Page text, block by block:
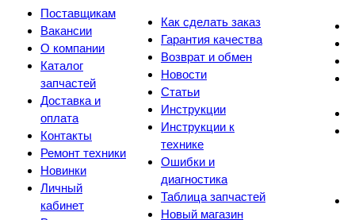
Поставщикам
Вакансии
О компании
Каталог
запчастей
Доставка и
оплата
Контакты
Ремонт техники
Новинки
Личный
кабинет
Как сделать заказ
Гарантия качества
Возврат и обмен
Новости
Статьи
Инструкции
Инструкции к
технике
Ошибки и
диагностика
Таблица запчастей
Новый магазин